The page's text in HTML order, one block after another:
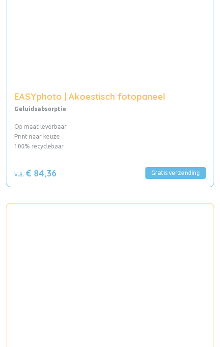
EASYphoto | Akoestisch fotopaneel
Geluidsabsorptie
Op maat leverbaar
Print naar keuze
100% recyclebaar
Gratis verzending
v.a. € 84,36